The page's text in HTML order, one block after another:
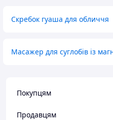
Скребок гуаша для обличчя
Масажер для суглобів із
Покупцям
Продавцям